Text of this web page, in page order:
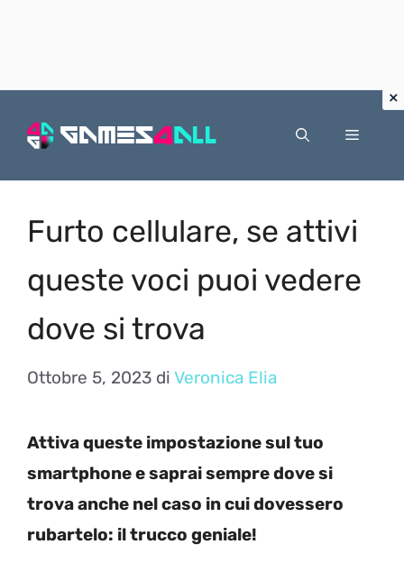
Menu
Furto cellulare, se attivi
queste voci puoi vedere
dove si trova
Ottobre 5, 2023 di Veronica Elia
Attiva queste impostazione sul tuo
smartphone e saprai sempre dove si
trova anche nel caso in cui dovessero
rubartelo: il trucco geniale!